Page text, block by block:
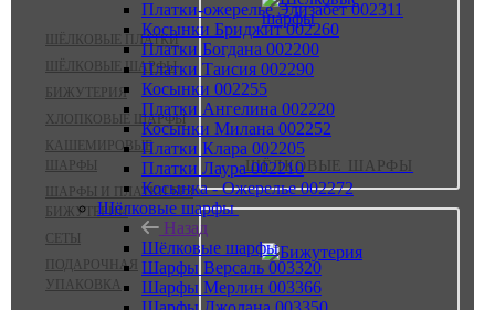
ШЁЛКОВЫЕ ПЛАТКИ
ШЁЛКОВЫЕ ШАРФЫ
БИЖУТЕРИЯ
ХЛОПКОВЫЕ ШАРФЫ
КАШЕМИРОВЫЕ
ШАРФЫ
ШАРФЫ И ПЛАТКИ БЕЗ
БИЖУТЕРИИ
СЕТЫ
ПОДАРОЧНАЯ
УПАКОВКА
ШЁЛКОВЫЕ ШАРФЫ
Платки-ожерелье Элизабет 002311
Косынки Бриджит 002260
Платки Богдана 002200
Платки Таисия 002290
Косынки 002255
Платки Ангелина 002220
Косынки Милана 002252
Платки Клара 002205
Платки Лаура 002210
Косынка - Ожерелье 002272
Шёлковые шарфы
Назад
Шёлковые шарфы
Шарфы Версаль 003320
Шарфы Мерлин 003366